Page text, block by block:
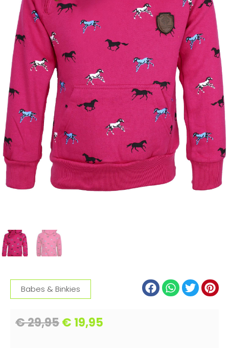
Babes & Binkies
€29,95€ 19,95